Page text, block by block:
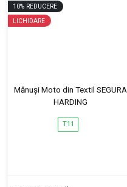
10% REDUCERE
LICHIDARE
Mănuși Moto din Textil SEGURA
HARDING
T11